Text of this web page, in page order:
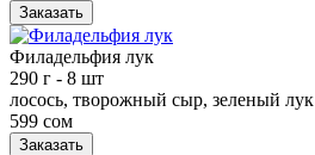
Заказать
Филадельфия лук
290 г - 8 шт
лосось, творожный сыр, зеленый лук
599 сом
Заказать